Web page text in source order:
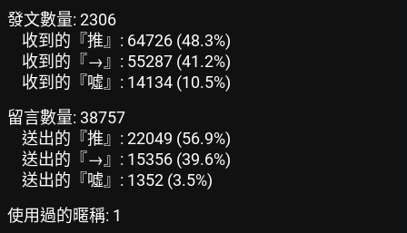
發文數量: 2306
收到的『推』: 64726 (48.3%)
收到的『→』: 55287 (41.2%)
收到的『噓』: 14134 (10.5%)
留言數量: 38757
送出的『推』: 22049 (56.9%)
送出的『→』: 15356 (39.6%)
送出的『噓』: 1352 (3.5%)
使用過的暱稱: 1